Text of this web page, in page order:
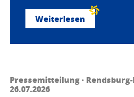
Weiterlesen
Pressemitteilung ·
26.07.2026